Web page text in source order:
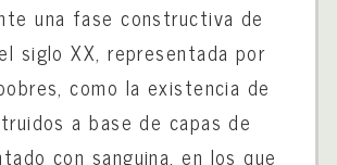
una fase constructiva de
siglo XX, representada por
como la existencia de
a base de capas de
con sanguina, en los que